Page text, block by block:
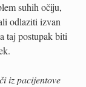
suhih očiju,
odlaziti izvan
taj postupak biti
iz pacijentove